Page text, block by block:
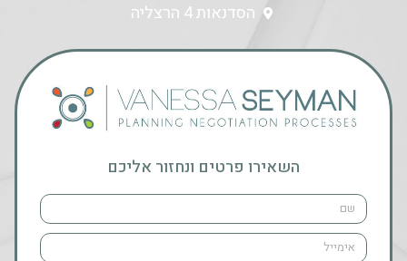
הסדנאות 4 הרצליה
השאירו פרטים ונחזור אליכם